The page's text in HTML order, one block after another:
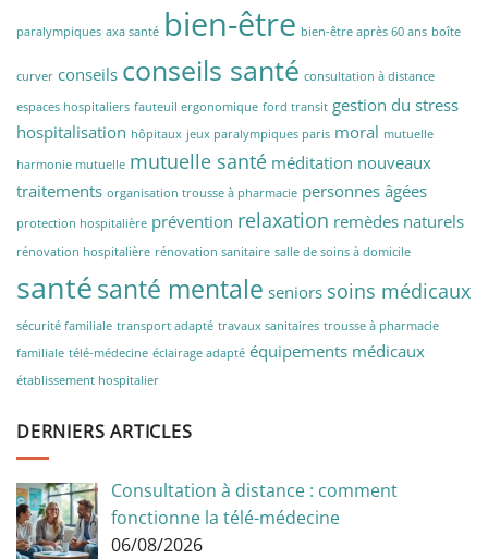
paralympiques axa santé bien-être bien-être après 60 ans boîte
curver conseils conseils santé consultation à distance
espaces hospitaliers fauteuil ergonomique ford transit gestion du stress
hospitalisation hôpitaux jeux paralympiques paris moral mutuelle
harmonie mutuelle mutuelle santé méditation nouveaux
traitements organisation trousse à pharmacie personnes âgées
protection hospitalière prévention relaxation remèdes naturels
rénovation hospitalière rénovation sanitaire salle de soins à domicile
santésanté mentale seniors soins médicaux
sécurité familiale transport adapté travaux sanitaires trousse à pharmacie
familiale télé-médecine éclairage adapté équipements médicaux
établissement hospitalier
DERNIERS ARTICLES
Consultation à distance : comment
fonctionne la télé-médecine
06/08/2026